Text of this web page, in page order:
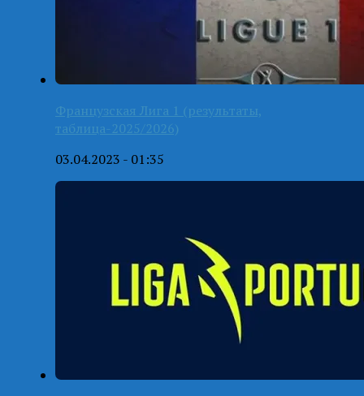
Французская Лига 1 (результаты,
таблица-2025/2026)
03.04.2023 - 01:35